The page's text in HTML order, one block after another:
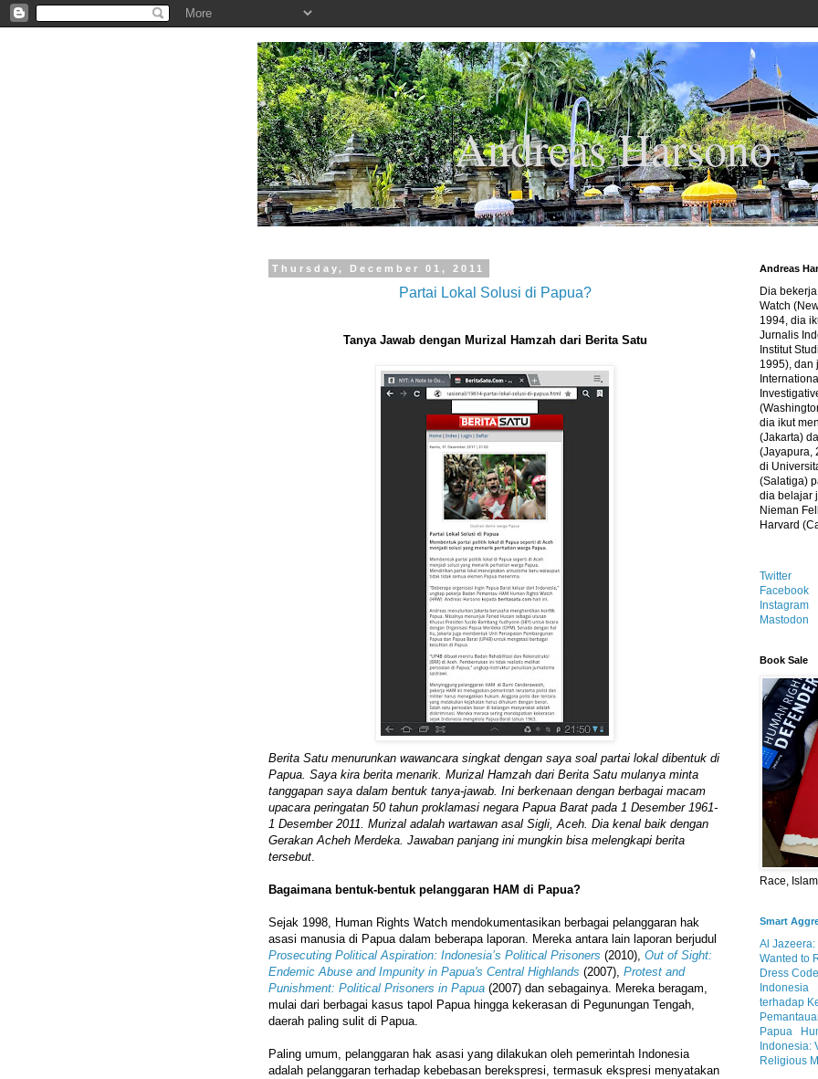
.
Andreas Harsono
Thursday, December 01, 2011
Partai Lokal Solusi di Papua?
Tanya Jawab dengan Murizal Hamzah dari Berita Satu
Berita Satu menurunkan wawancara singkat dengan saya soal partai lokal dibentuk di
Papua. Saya kira berita menarik. Murizal Hamzah dari Berita Satu mulanya minta
tanggapan saya dalam bentuk tanya-jawab. Ini berkenaan dengan berbagai macam
upacara peringatan 50 tahun proklamasi negara Papua Barat pada 1 Desember 1961-
1 Desember 2011. Murizal adalah wartawan asal Sigli, Aceh. Dia kenal baik dengan
Gerakan Acheh Merdeka. Jawaban panjang ini mungkin bisa melengkapi berita
tersebut.
Bagaimana bentuk-bentuk pelanggaran HAM di Papua?
Sejak 1998, Human Rights Watch mendokumentasikan berbagai pelanggaran hak
asasi manusia di Papua dalam beberapa laporan. Mereka antara lain laporan berjudul
Prosecuting Political Aspiration: Indonesia’s Political Prisoners (2010), Out of Sight:
Endemic Abuse and Impunity in Papua's Central Highlands (2007), Protest and
Punishment: Political Prisoners in Papua (2007) dan sebagainya. Mereka beragam,
mulai dari berbagai kasus tapol Papua hingga kekerasan di Pegunungan Tengah,
daerah paling sulit di Papua.
Paling umum, pelanggaran hak asasi yang dilakukan oleh pemerintah Indonesia
adalah pelanggaran terhadap kebebasan berekspresi, termasuk ekspresi menyatakan
Andreas
Dia
Watch
1994, dia
Jurnalis
Institut
1995), dan
dia ikut
(Jakarta)
(Jayapura,
di
(Salatiga)
dia belajar
Nieman
Harvard
Twitter
Facebook
Instagram
Mastodon
Book Sale
Race,
Smart
Al Jazeera:
Wanted to
Dress
Indonesia
terhadap
Papua
Indonesia:
Religious